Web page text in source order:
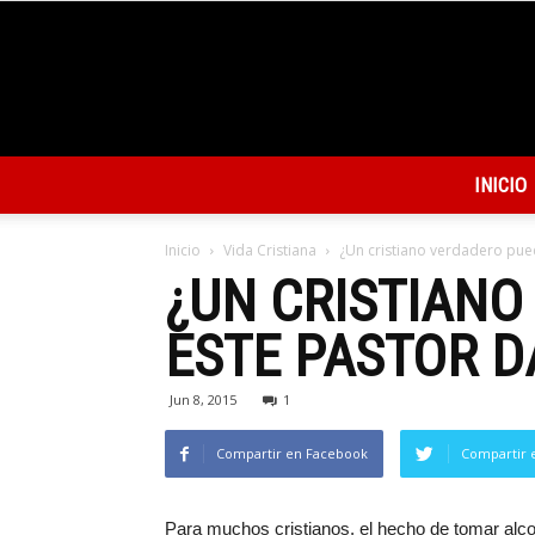
INICIO
Inicio Vida Cristiana ¿Un cristiano verdadero
¿UN
ESTE PASTOR
Jun 8, 2015 1
Compartir en Facebook Compartir
Para muchos cristianos, el hecho de tomar